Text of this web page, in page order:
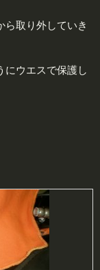
ら取り外していき
にウエスで保護し